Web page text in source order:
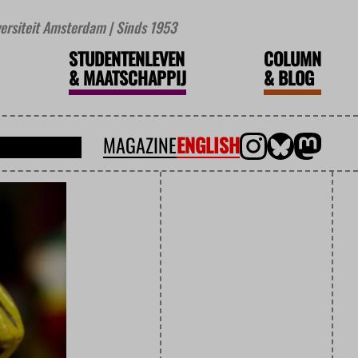
Amsterdam | Sinds 1953
STUDENTENLEVEN
&MAATSCHAPPIJ
COLUMN
&BLOG
MAGAZINEENGLISH